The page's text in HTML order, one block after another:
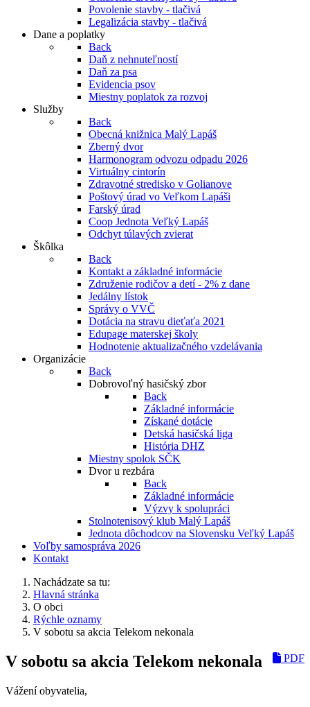
Povolenie stavby - tlačivá
Legalizácia stavby - tlačivá
Dane a poplatky
Back
Daň z nehnuteľností
Daň za psa
Evidencia psov
Miestny poplatok za rozvoj
Služby
Back
Obecná knižnica Malý Lapáš
Zberný dvor
Harmonogram odvozu odpadu 2026
Virtuálny cintorín
Zdravotné stredisko v Golianove
Poštový úrad vo Veľkom Lapáši
Farský úrad
Coop Jednota Veľký Lapáš
Odchyt túlavých zvierat
Škôlka
Back
Kontakt a základné informácie
Združenie rodičov a detí - 2% z dane
Jedálny lístok
Správy o VVČ
Dotácia na stravu dieťaťa 2021
Edupage materskej školy
Hodnotenie aktualizačného vzdelávania
Organizácie
Back
Dobrovoľný hasičský zbor
Back
Základné informácie
Získané dotácie
Detská hasičská liga
História DHZ
Miestny spolok SČK
Dvor u rezbára
Back
Základné informácie
Výzvy k spolupráci
Stolnotenisový klub Malý Lapáš
Jednota dôchodcov na Slovensku Veľký Lapáš
Voľby samospráva 2026
Kontakt
Nachádzate sa tu:
Hlavná stránka
O obci
Rýchle oznamy
V sobotu sa akcia Telekom nekonala
PDF
V sobotu sa akcia Telekom nekonala
Vážení obyvatelia,